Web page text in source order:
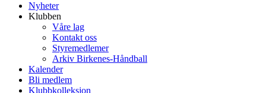
Nyheter
Klubben
Våre lag
Kontakt oss
Styremedlemer
Arkiv Birkenes-Håndball
Kalender
Bli medlem
Klubbkolleksjon